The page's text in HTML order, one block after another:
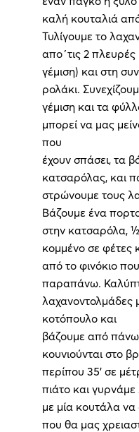
καλή κουταλιά
Τυλίγουμε το
απο΄τις 2
γέμιση) και στη
ρολάκι.
γέμιση και τα
μπορεί να μας
που
έχουν σπάσει, τα
κατσαρόλας, και
στρώνουμε τους
Βάζουμε ένα
στην κατσαρόλα,
κομμένο σε φέτες
από το φινόκιο
παραπάνω.
λαχανοντολμάδες
κοτόπουλο και
βάζουμε από πάνω
κουνιούνται στο
περίπου 35’ σε
πιάτο και
με μία κουτάλα
που θα μας